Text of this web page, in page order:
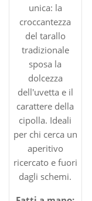
unica: la
croccantezza
del tarallo
tradizionale
sposa la
dolcezza
dell'uvetta e il
carattere della
cipolla. Ideali
per chi cerca un
aperitivo
ricercato e fuori
dagli schemi.